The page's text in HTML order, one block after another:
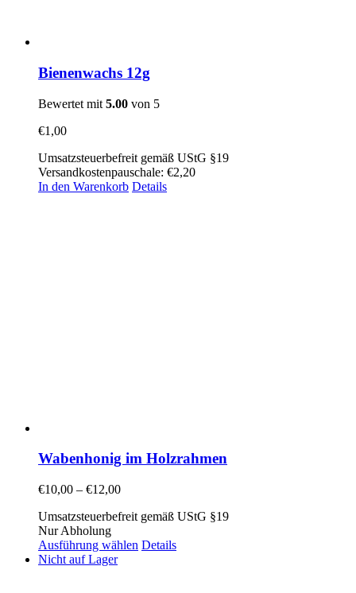
Bienenwachs 12g
Bewertet mit 5.00 von 5
€1,00
Umsatzsteuerbefreit gemäß UStG §19
Versandkostenpauschale: €2,20
In den Warenkorb Details
Wabenhonig im Holzrahmen
€10,00 – €12,00
Umsatzsteuerbefreit gemäß UStG §19
Nur Abholung
Ausführung wählen Details
Nicht auf Lager